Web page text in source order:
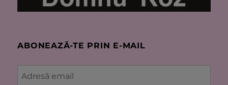
ABONEAZĂ-TE PRIN E-MAIL
Adresă